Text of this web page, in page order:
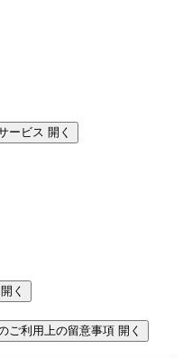
ービス 開く
開く
ご利用上の留意事項 開く